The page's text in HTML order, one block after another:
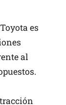
es
al